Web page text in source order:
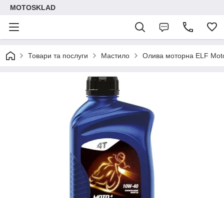
MOTOSKLAD
Товари та послуги Мастило Олива моторна ELF